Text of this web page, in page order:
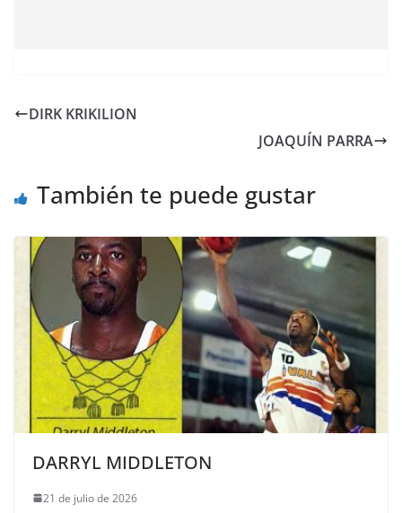
DIRK KRIKILION
JOAQUÍN PARRA
También te puede gustar
DARRYL MIDDLETON
21 de julio de 2026